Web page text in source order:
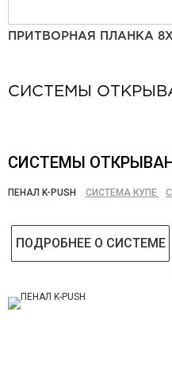
ПРИТВОРНАЯ ПЛАНКА
СИСТЕМЫ
СИСТЕМЫ
ПЕНАЛ K-PUSH СИСТЕМА КУПЕ
ПОДРОБНЕЕ О СИСТЕМЕ